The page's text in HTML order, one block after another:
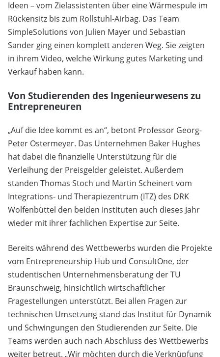
Ideen – vom Zielassistenten über eine Wärmespule im
Rückensitz bis zum Rollstuhl-Airbag. Das Team
SimpleSolutions von Julien Mayer und Sebastian
Sander ging einen komplett anderen Weg. Sie zeigten
in ihrem Video, welche Wirkung gutes Marketing und
Verkauf haben kann.
Von Studierenden des Ingenieurwesens zu
Entrepreneuren
„Auf die Idee kommt es an“, betont Professor Georg-
Peter Ostermeyer. Das Unternehmen Baker Hughes
hat dabei die finanzielle Unterstützung für die
Verleihung der Preisgelder geleistet. Außerdem
standen Thomas Stoch und Martin Scheinert vom
Integrations- und Therapiezentrum (ITZ) des DRK
Wolfenbüttel den beiden Instituten auch dieses Jahr
wieder mit ihrer fachlichen Expertise zur Seite.
Bereits während des Wettbewerbs wurden die Projekte
vom Entrepreneurship Hub und ConsultOne, der
studentischen Unternehmensberatung der TU
Braunschweig, hinsichtlich wirtschaftlicher
Fragestellungen unterstützt. Bei allen Fragen zur
technischen Umsetzung stand das Institut für Dynamik
und Schwingungen den Studierenden zur Seite. Die
Teams werden auch nach Abschluss des Wettbewerbs
weiter betreut. „Wir möchten durch die Verknüpfung